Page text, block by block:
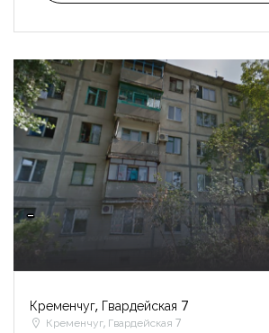
-
Кременчуг, Гвардейская 7
Кременчуг, Гвардейская 7